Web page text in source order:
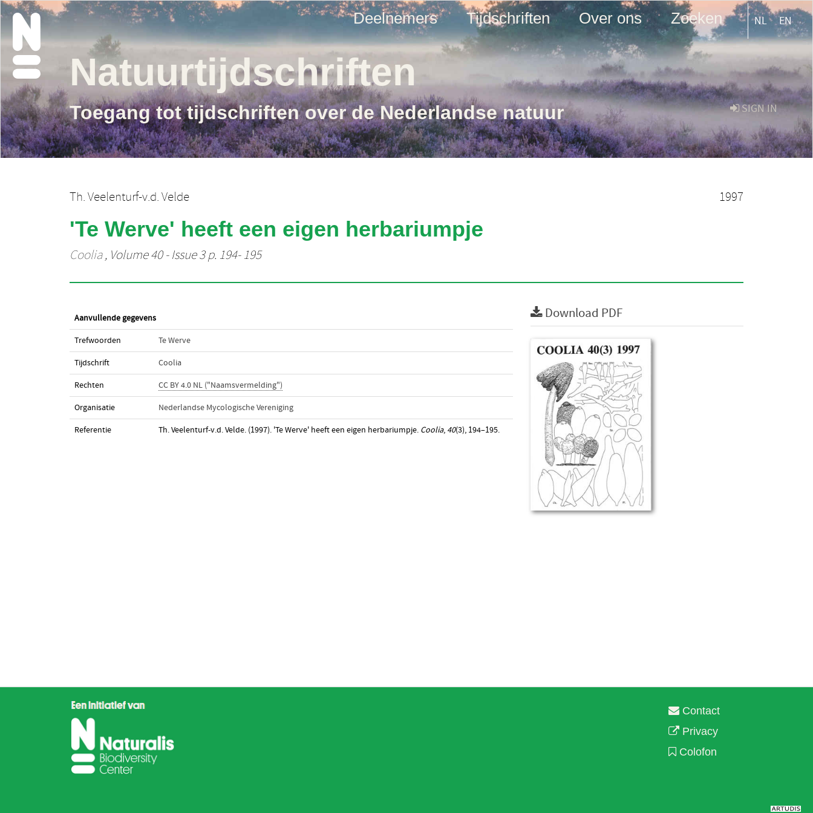
Deelnemers Tijdschriften Over ons Zoeken NL EN
SIGN IN
Natuurtijdschriften
Toegang tot tijdschriften over de Nederlandse natuur
Th. Veelenturf-v.d. Velde 1997
'Te Werve' heeft een eigen herbariumpje
Coolia, Volume 40 - Issue 3 p. 194- 195
Aanvullende gegevens
Trefwoorden Te Werve
Tijdschrift Coolia
Rechten CC BY 4.0 NL ("Naamsvermelding")
Organisatie Nederlandse Mycologische Vereniging
Referentie Th. Veelenturf-v.d. Velde. (1997). 'Te Werve' heeft een eigen herbariumpje. Coolia, 40(3), 194–195.
Download PDF
Contact
Privacy
Colofon